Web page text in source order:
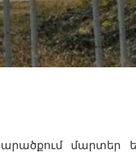
մարտեր